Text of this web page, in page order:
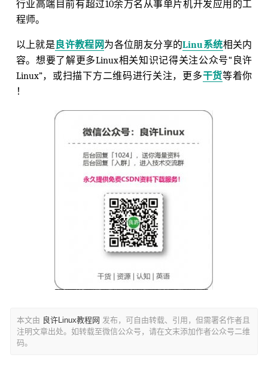
行业高端目前有超过10余万名从事单片机开发应用的工
程师。
以上就是良许教程网为各位朋友分享的Linu系统相关内
容。想要了解更多Linux相关知识记得关注公众号“良许
Linux”，或扫描下方二维码进行关注，更多干货等着你
！
本文由 良许Linux教程网 发布，可自由转载、引用，但需署名作者且
注明文章出处。如转载至微信公众号，请在文末添加作者公众号二维
码。